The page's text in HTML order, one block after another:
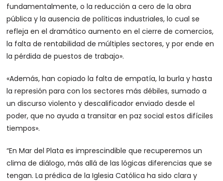
fundamentalmente, o la reducción a cero de la obra
pública y la ausencia de políticas industriales, lo cual se
refleja en el dramático aumento en el cierre de comercios,
la falta de rentabilidad de múltiples sectores, y por ende en
la pérdida de puestos de trabajo».
«Además, han copiado la falta de empatía, la burla y hasta
la represión para con los sectores más débiles, sumado a
un discurso violento y descalificador enviado desde el
poder, que no ayuda a transitar en paz social estos difíciles
tiempos».
“En Mar del Plata es imprescindible que recuperemos un
clima de diálogo, más allá de las lógicas diferencias que se
tengan. La prédica de la Iglesia Católica ha sido clara y